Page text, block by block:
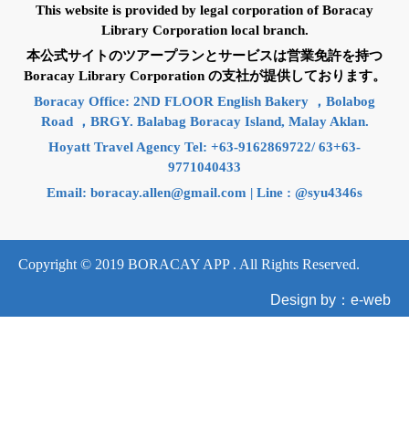
This website is provided by legal corporation of Boracay
Library Corporation local branch.
本公式サイトのツアープランとサービスは営業免許を持つ
Boracay Library Corporation の支社が提供しております。
Boracay Office: 2ND FLOOR English Bakery ，Bolabog
Road ，BRGY. Balabag Boracay Island, Malay Aklan.
Hoyatt Travel Agency Tel: +63-9162869722/ 63+63-
9771040433
Email: boracay.allen@gmail.com | Line : @syu4346s
Copyright © 2019 BORACAY APP . All Rights Reserved.
Design by：e-web